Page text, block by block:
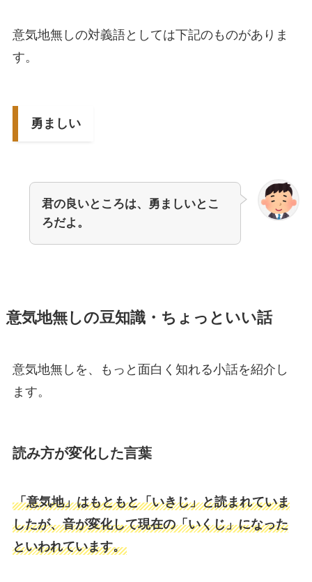
意気地無しの対義語としては下記のものがありま
す。
勇ましい
君の良いところは、勇ましいとこ
ろだよ。
意気地無しの豆知識・ちょっといい話
意気地無しを、もっと面白く知れる小話を紹介し
ます。
読み方が変化した言葉
「意気地」はもともと「いきじ」と読まれていま
したが、音が変化して現在の「いくじ」になった
といわれています。